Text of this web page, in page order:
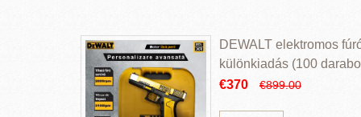
DEWALT elektromos
különkiadás (100
€370
€899.00